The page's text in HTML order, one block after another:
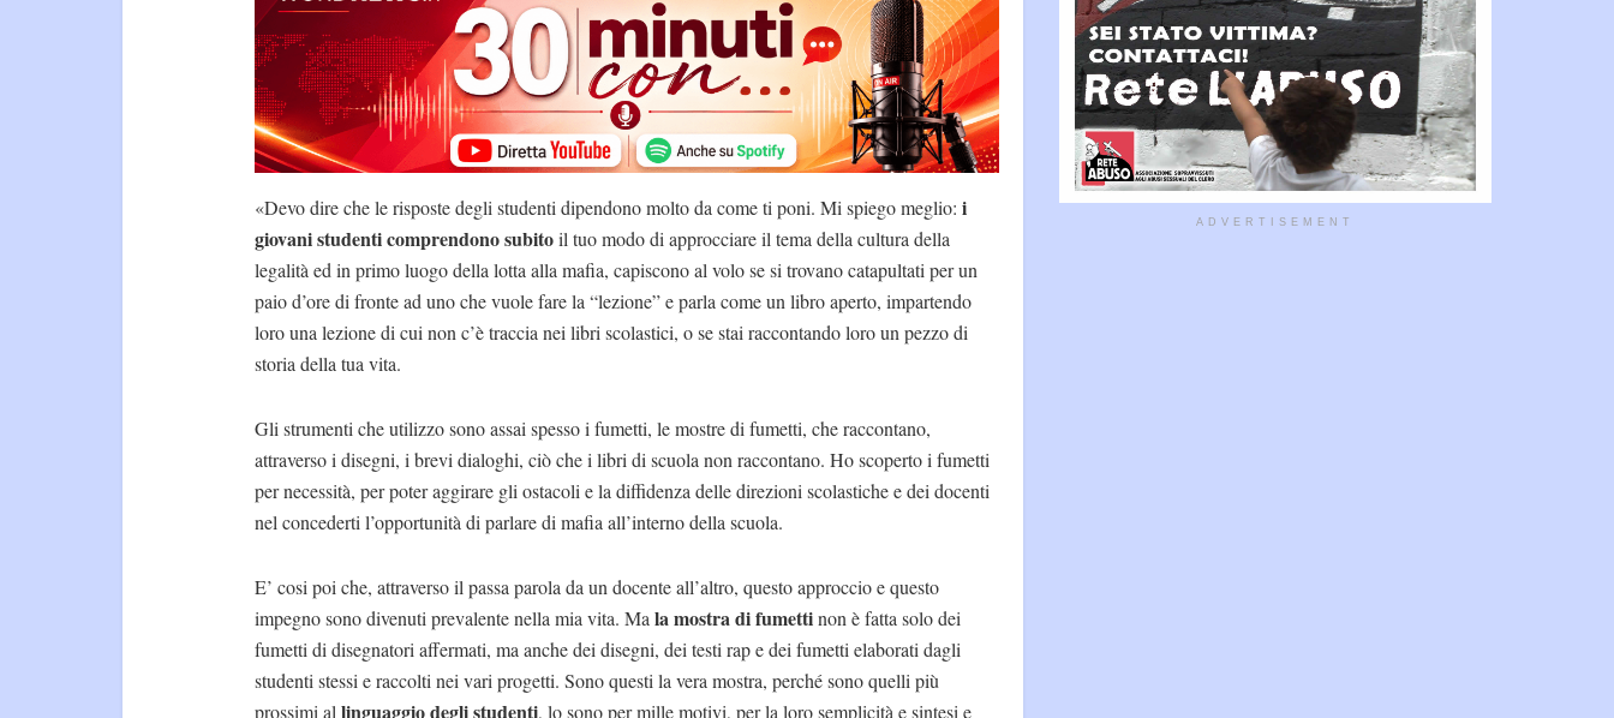
«Devo dire che le risposte degli studenti dipendono molto da come ti poni. Mi spiego meglio: i
giovani studenti comprendono subitoil tuo modo di approcciare il tema della cultura della
legalità ed in primo luogo della lotta alla mafia, capiscono al volo se si trovano catapultati per un
paio d’ore di fronte ad uno che vuole fare la “lezione” e parla come un libro aperto, impartendo
loro una lezione di cui non c’è traccia nei libri scolastici, o se stai raccontando loro un pezzo di
storia della tua vita.
Gli strumenti che utilizzo sono assai spesso i fumetti, le mostre di fumetti, che raccontano,
attraverso i disegni, i brevi dialoghi, ciò che i libri di scuola non raccontano. Ho scoperto i fumetti
per necessità, per poter aggirare gli ostacoli e la diffidenza delle direzioni scolastiche e dei docenti
nel concederti l’opportunità di parlare di mafia all’interno della scuola.
E’ cosi poi che, attraverso il passa parola da un docente all’altro, questo approccio e questo
impegno sono divenuti prevalente nella mia vita. Mala mostra di fumettinon è fatta solo dei
fumetti di disegnatori affermati, ma anche dei disegni, dei testi rap e dei fumetti elaborati dagli
studenti stessi e raccolti nei vari progetti. Sono questi la vera mostra, perché sono quelli più
prossimi al linguaggio degli studenti, lo sono per mille motivi, per la loro semplicità e sintesi e
ADVERTISEMENT